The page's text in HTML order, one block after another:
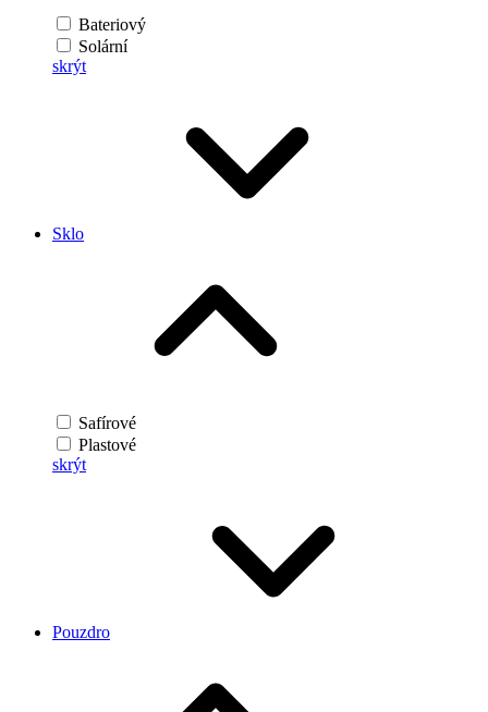
Bateriový
Solární
skrýt
Sklo
Safírové
Plastové
skrýt
Pouzdro